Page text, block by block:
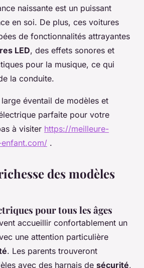
naissante est un puissant
en soi. De plus, ces voitures
de fonctionnalités attrayantes
LED, des effets sonores et
pour la musique, ce qui
la conduite.
éventail de modèles et
parfaite pour votre
à visiter https://meilleure-
.
des modèles
pour tous les âges
accueillir confortablement un
une attention particulière
. Les parents trouveront
avec des harnais de sécurité,